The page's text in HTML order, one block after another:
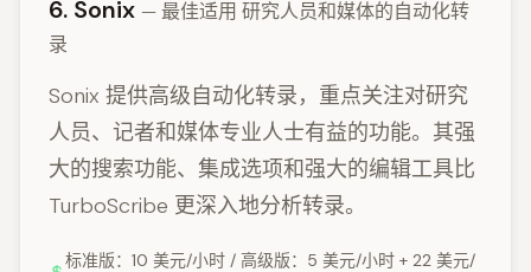
6. Sonix — 最佳适用 研究人员和媒体的自动化转
录
Sonix 提供高级自动化转录，重点关注对研究
人员、记者和媒体专业人士有益的功能。其强
大的搜索功能、集成选项和强大的编辑工具比
TurboScribe 更深入地分析转录。
标准版：10 美元/小时 / 高级版：5 美元/小时 + 22 美元/